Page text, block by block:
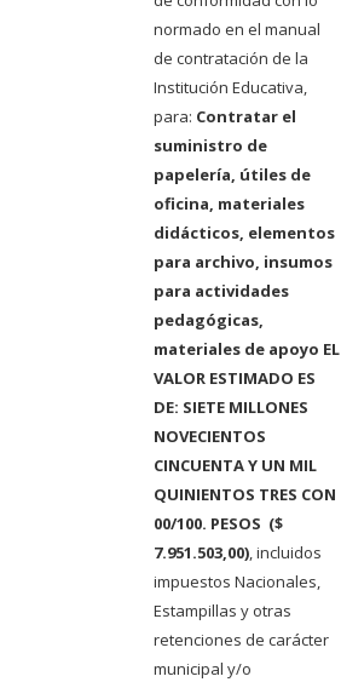
normado en el manual
de contratación de la
Institución Educativa,
para: Contratar el
suministro de
papelería, útiles de
oficina, materiales
didácticos, elementos
para archivo, insumos
para actividades
pedagógicas,
materiales de apoyo EL
VALOR ESTIMADO ES
DE: SIETE MILLONES
NOVECIENTOS
CINCUENTA Y UN MIL
QUINIENTOS TRES CON
00/100. PESOS ($
7.951.503,00), incluidos
impuestos Nacionales,
Estampillas y otras
retenciones de carácter
municipal y/o